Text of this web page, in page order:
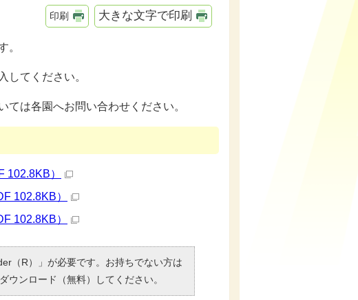
印刷 大きな文字で印刷
。
してください。
は各園へお問い合わせください。
102.8KB）
102.8KB）
102.8KB）
（R）」が必要です。お持ちでない方は
ウンロード（無料）してください。